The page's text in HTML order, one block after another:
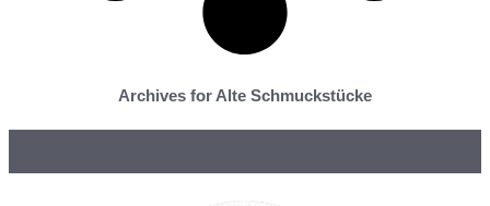
Archives for Alte Schmuckstücke